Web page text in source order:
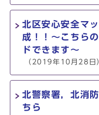
北区安心安全マ
成！！～こちら
ドできます～
（2019年10月28日
北警察署，北消
ちら